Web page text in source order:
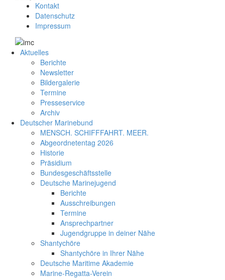
Kontakt
Datenschutz
Impressum
Aktuelles
Berichte
Newsletter
Bildergalerie
Termine
Presseservice
Archiv
Deutscher Marinebund
MENSCH. SCHIFFFAHRT. MEER.
Abgeordnetentag 2026
Historie
Präsidium
Bundesgeschäftsstelle
Deutsche Marinejugend
Berichte
Ausschreibungen
Termine
Ansprechpartner
Jugendgruppe in deiner Nähe
Shantychöre
Shantychöre in Ihrer Nähe
Deutsche Maritime Akademie
Marine-Regatta-Verein